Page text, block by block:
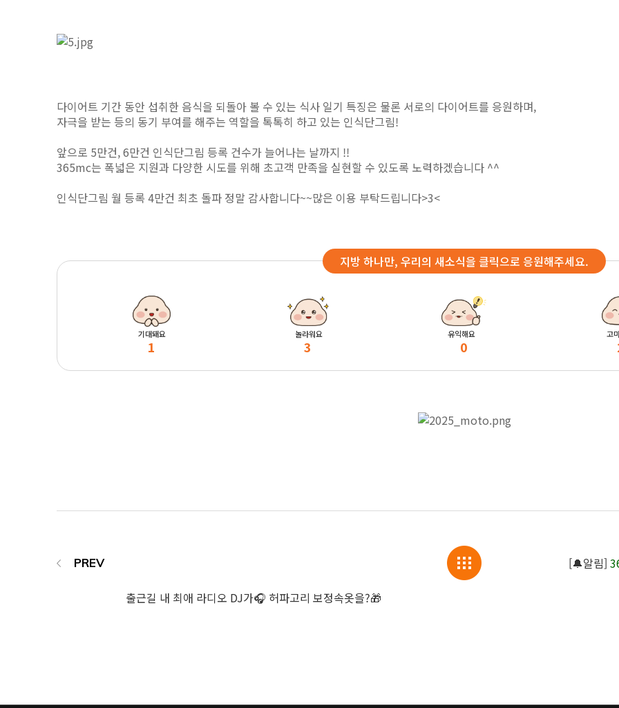
다이어트 기간 동안 섭취한 음식을 되돌아 볼 수 있는 식사 일기 특징은 물론 서로의 다이어트를 응원하며,
자극을 받는 등의 동기 부여를 해주는 역할을 톡톡히 하고 있는 인식단그림!
앞으로 5만건, 6만건 인식단그림 등록 건수가 늘어나는 날까지 !!
365mc는 폭넓은 지원과 다양한 시도를 위해 초고객 만족을 실현할 수 있도록 노력하겠습니다 ^^
인식단그림 월 등록 4만건 최초 돌파 정말 감사합니다~~많은 이용 부탁드립니다>3<
지방 하나만, 우리의 새소식을 클릭으로 응원해주세요.
기대돼요
1
놀라워요
3
유익해요
0
고
출근길 내 최애 라디오 DJ가🎧 허파고리 보정속옷을?🎁
[🔔알림]